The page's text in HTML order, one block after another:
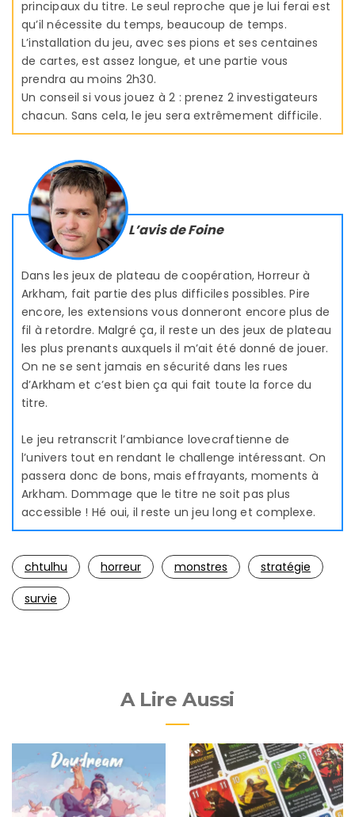
principaux du titre. Le seul reproche que je lui ferai est
qu’il nécessite du temps, beaucoup de temps.
L’installation du jeu, avec ses pions et ses centaines
de cartes, est assez longue, et une partie vous
prendra au moins 2h30.
Un conseil si vous jouez à 2 : prenez 2 investigateurs
chacun. Sans cela, le jeu sera extrêmement difficile.
L’avis de Foine
Dans les jeux de plateau de coopération, Horreur à
Arkham, fait partie des plus difficiles possibles. Pire
encore, les extensions vous donneront encore plus de
fil à retordre. Malgré ça, il reste un des jeux de plateau
les plus prenants auxquels il m’ait été donné de jouer.
On ne se sent jamais en sécurité dans les rues
d’Arkham et c’est bien ça qui fait toute la force du
titre.
Le jeu retranscrit l’ambiance lovecraftienne de
l’univers tout en rendant le challenge intéressant. On
passera donc de bons, mais effrayants, moments à
Arkham. Dommage que le titre ne soit pas plus
accessible ! Hé oui, il reste un jeu long et complexe.
chtulhu horreur monstres
stratégie
survie
A Lire Aussi